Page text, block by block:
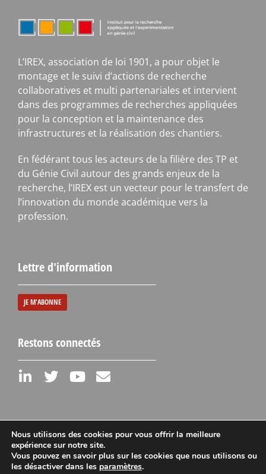
L’IREX, association de loi 1901, a pour objet le
montage et le suivi d’actions de recherche
collaboratives et multi partenariales et intervient
dans des programmes de recherches appliquées
pour la conception et la maintenance des
infrastructures et la réalisation des chantiers.
En fédérant tous les acteurs de la filière des TP et
du Génie Civil autour des grands enjeux de la
recherche, l’IREX est un vecteur pour le transfert de
l’innovation du monde académique vers la
profession.
Lettre d'information
JE M'ABONNE
Restons connectés
Mentions légales
Nous utilisons des cookies pour vous offrir la meilleure
expérience sur notre site.
Vous pouvez en savoir plus sur les cookies que nous utilisons ou
les désactiver dans les paramètres.